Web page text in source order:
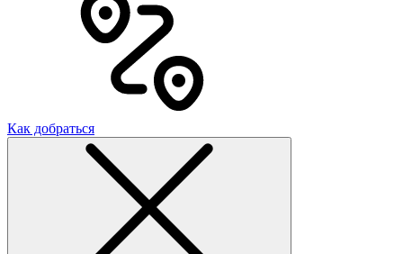
Как добраться